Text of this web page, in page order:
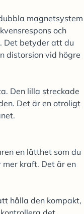
magnetsystem
och
Det betyder att du
distorsion vid högre
Den lilla streckade
Det är en otroligt
en lätthet som du
kraft. Det är en
hålla den kompakt,